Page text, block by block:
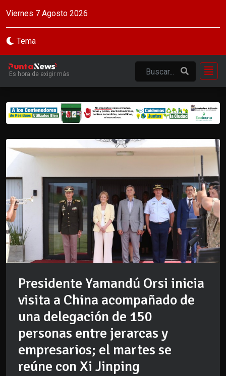
Viernes 7 Agosto 2026
Tema
Es hora de exigir más
Presidente Yamandú Orsi inicia
visita a China acompañado de
una delegación de 150
personas entre jerarcas y
empresarios; el martes se
reúne con Xi Jinping